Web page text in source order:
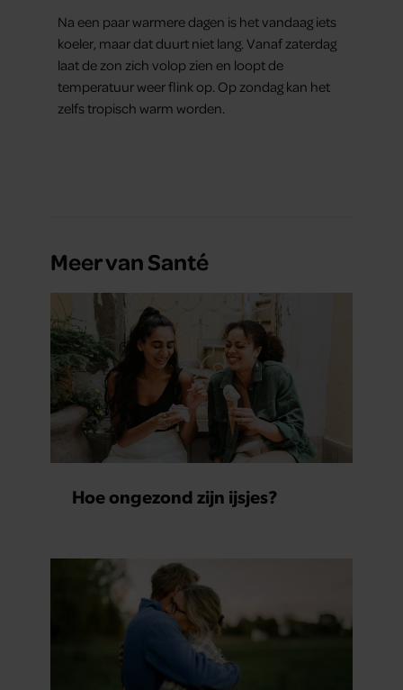
Na een paar warmere dagen is het vandaag iets
koeler, maar dat duurt niet lang. Vanaf zaterdag
laat de zon zich volop zien en loopt de
temperatuur weer flink op. Op zondag kan het
zelfs tropisch warm worden.
Meer van Santé
Hoe ongezond zijn ijsjes?